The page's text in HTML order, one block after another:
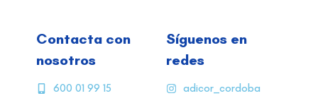
Contacta con
nosotros
600 01 99 15
Síguenos en
redes
adicor_cordoba